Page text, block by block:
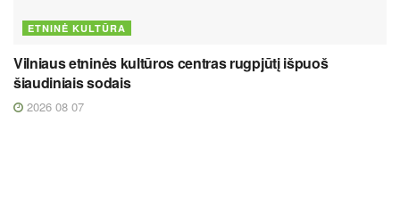
ETNINĖ KULTŪRA
Vilniaus etninės kultūros centras rugpjūtį išpuoš
šiaudiniais sodais
2026 08 07